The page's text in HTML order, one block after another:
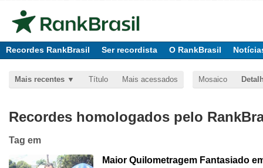
Recordes RankBrasil Ser recordista O RankBrasil
Mais recentes Título Mais acessados Mosaico
Recordes homologados pelo
Tag em
Maior Quilometragem Fantasiado